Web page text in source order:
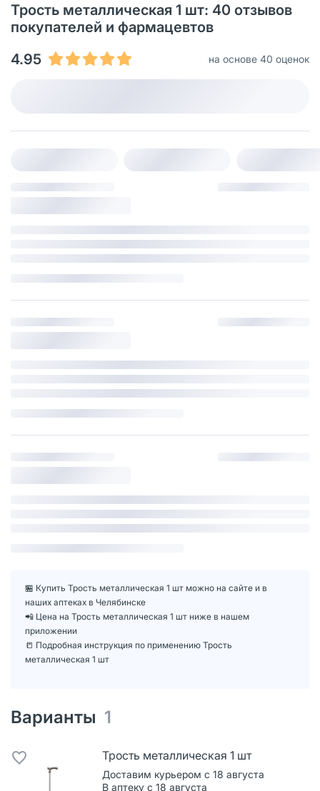
Трость металлическая 1 шт: 40 отзывов
покупателей и фармацевтов
4.95
на основе 40 оценок
🏪 Купить Трость металлическая 1 шт можно на сайте и в
наших аптеках в Челябинске
📲 Цена на Трость металлическая 1 шт ниже в нашем
приложении
📒 Подробная инструкция по применению Трость
металлическая 1 шт
Варианты 1
Трость металлическая 1 шт
Доставим курьером с 18 августа
В аптеку с 18 августа